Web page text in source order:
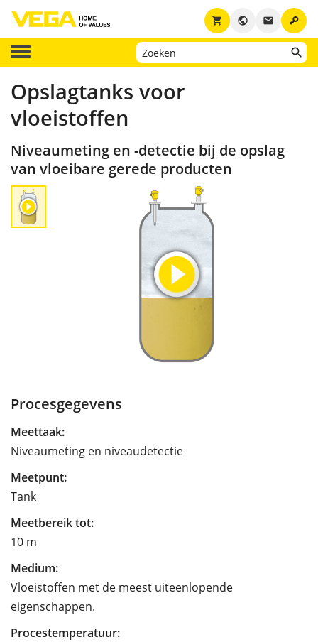
key
email
public
shopping_cart
Opslagtanks voor
vloeistoffen
Niveaumeting en -detectie bij de opslag
van vloeibare gerede producten
Procesgegevens
Meettaak:
Niveaumeting en niveaudetectie
Meetpunt:
Tank
Meetbereik tot:
10 m
Medium:
Vloeistoffen met de meest uiteenlopende
eigenschappen.
Procestemperatuur: